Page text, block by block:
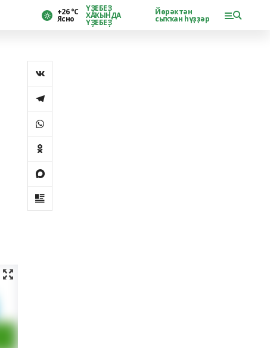
+26 °С
Ясно
ҮҘЕБЕҘ
ХАҠЫНДА
ҮҘЕБЕҘ
Йөрәктән
сыҡҡан һүҙҙәр